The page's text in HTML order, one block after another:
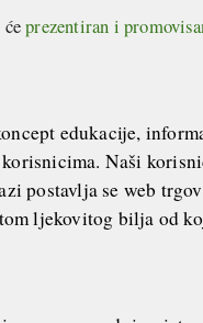
ćeprezentiran i
edukacije,
Naši
postavlja se web
ljekovitog bilja od